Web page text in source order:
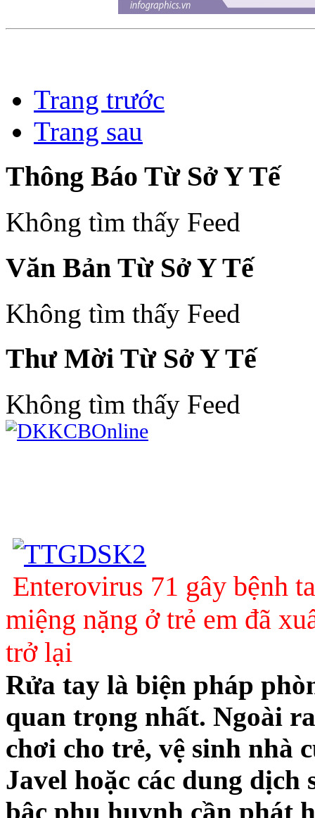
Trang trước
Trang sau
Thông Báo Từ Sở Y Tế
Không tìm thấy Feed
Văn Bản Từ Sở Y Tế
Không tìm thấy Feed
Thư Mời Từ Sở Y Tế
Không tìm thấy Feed
Enterovirus 71 gây bệnh
miệng nặng ở trẻ em đã
trở lại
Rửa tay là biện pháp
quan trọng nhất. Ngoài
chơi cho trẻ, vệ sinh nhà
Javel hoặc các dung
bậc phụ huynh cần phát